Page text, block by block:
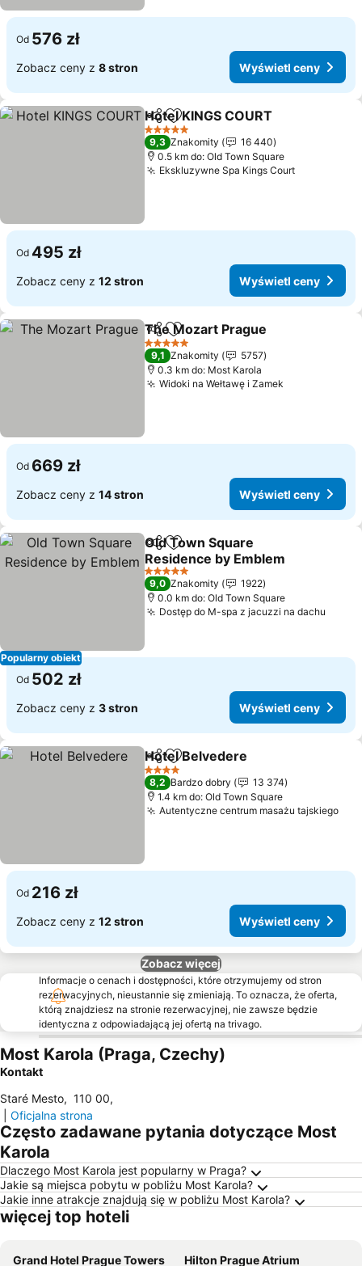
Od 576 zł
Zobacz ceny z 8 stron Wyświetl ceny
Udostępnij
Dodaj do ulubionych
Hotel KINGS COURT
5 Kategoria
9,3 Znakomity
16 440
0.5 km do: Old Town Square
Ekskluzywne Spa Kings Court
Od 495 zł
Zobacz ceny z 12 stron Wyświetl ceny
Udostępnij
Dodaj do ulubionych
The Mozart Prague
5 Kategoria
9,1 Znakomity
5757
0.3 km do: Most Karola
Widoki na Wełtawę i Zamek
Od 669 zł
Zobacz ceny z 14 stron Wyświetl ceny
Popularny obiekt
Udostępnij
Dodaj do ulubionych
Old Town Square
Residence by Emblem
5 Kategoria
9,0 Znakomity
1922
0.0 km do: Old Town Square
Dostęp do M-spa z jacuzzi na dachu
Od 502 zł
Zobacz ceny z 3 stron Wyświetl ceny
Udostępnij
Dodaj do ulubionych
Hotel Belvedere
4 Kategoria
8,2 Bardzo dobry
13 374
1.4 km do: Old Town Square
Autentyczne centrum masażu tajskiego
Od 216 zł
Zobacz ceny z 12 stron Wyświetl ceny
Zobacz więcej
Informacje o cenach i dostępności, które otrzymujemy od stron
rezerwacyjnych, nieustannie się zmieniają. To oznacza, że oferta,
którą znajdziesz na stronie rezerwacyjnej, nie zawsze będzie
identyczna z odpowiadającą jej ofertą na trivago.
Most Karola (Praga, Czechy)
Kontakt
Staré Mesto, 110 00,
Oficjalna strona
Często zadawane pytania dotyczące Most
Karola
Dlaczego Most Karola jest popularny w Praga?
Jakie są miejsca pobytu w pobliżu Most Karola?
Jakie inne atrakcje znajdują się w pobliżu Most Karola?
więcej top hoteli
Grand Hotel Prague Towers
Hilton Prague Atrium